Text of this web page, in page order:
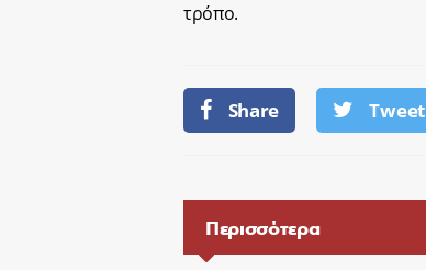
τρόπο.
Share Tweet
Περισσότερα